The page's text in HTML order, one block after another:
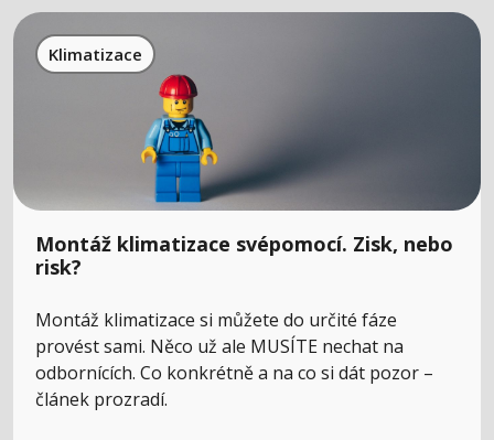
Klimatizace
Montáž klimatizace svépomocí. Zisk, nebo
risk?
Montáž klimatizace si můžete do určité fáze
provést sami. Něco už ale MUSÍTE nechat na
odbornících. Co konkrétně a na co si dát pozor –
článek prozradí.